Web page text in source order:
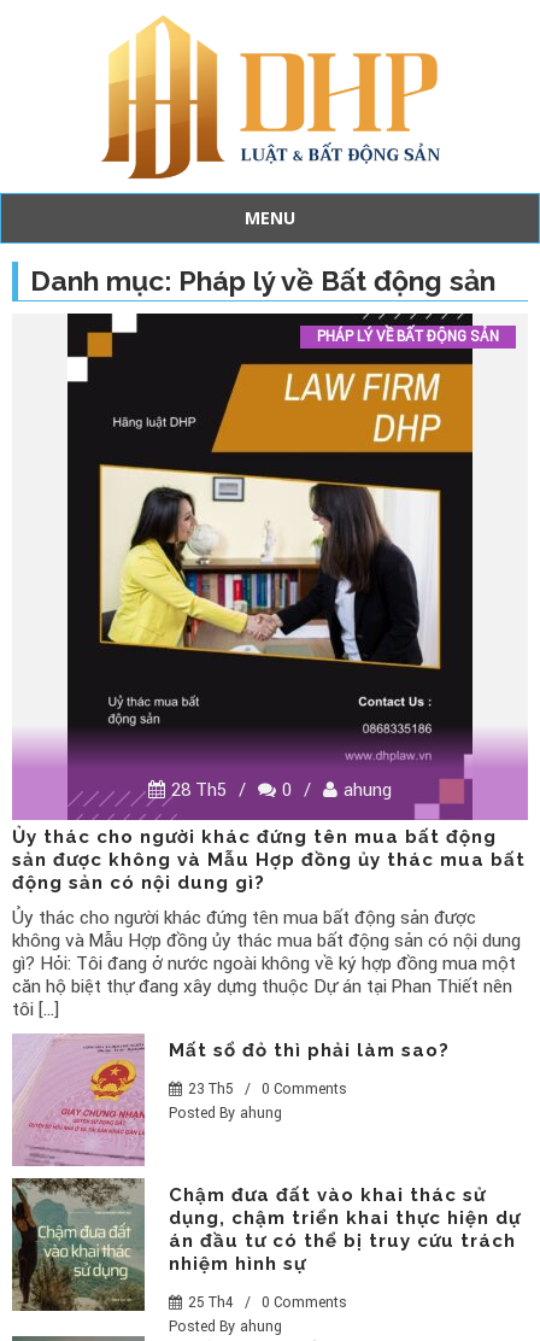
MENU
content
Danh mục: Pháp lý về Bất động sản
PHÁP LÝ VỀ BẤT ĐỘNG SẢN
28 Th5 / 0 / ahung
Ủy thác cho người khác đứng tên mua bất động
sản được không và Mẫu Hợp đồng ủy thác mua bất
động sản có nội dung gì?
Ủy thác cho người khác đứng tên mua bất động sản được
không và Mẫu Hợp đồng ủy thác mua bất động sản có nội dung
gì? Hỏi: Tôi đang ở nước ngoài không về ký hợp đồng mua một
căn hộ biệt thự đang xây dựng thuộc Dự án tại Phan Thiết nên
tôi […]
Mất sổ đỏ thì phải làm sao?
23 Th5 /
0 Comments
Posted By ahung
Chậm đưa đất vào khai thác sử
dụng, chậm triển khai thực hiện dự
án đầu tư có thể bị truy cứu trách
nhiệm hình sự
25 Th4 /
0 Comments
Posted By ahung